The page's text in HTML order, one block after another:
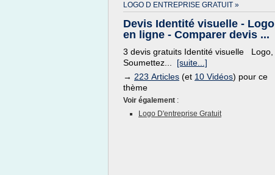
LOGO D ENTREPRISE GRATUIT »
Devis Identité visuelle - Logo
en ligne - Comparer devis ...
3 devis gratuits Identité visuelle Logo,
Soumettez... [suite...]
→ 223 Articles (et 10 Vidéos) pour ce
thème
Voir également :
Logo D'entreprise Gratuit